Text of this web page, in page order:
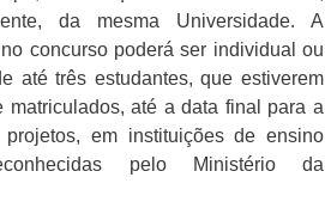
da mesma Universidade. A
concurso poderá ser individual ou
até três estudantes, que estiverem
matriculados, até a data final para a
projetos, em instituições de ensino
pelo Ministério da